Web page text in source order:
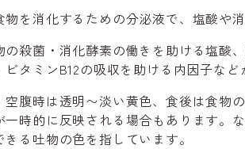
を消化するための分泌液で、塩酸や
の殺菌・消化酵素の働きを助ける塩酸
タミンB12の吸収を助ける内因子など
腹時は透明〜淡い黄色、食後は食物
時的に反映される場合もあります。
る吐物の色を指しています。